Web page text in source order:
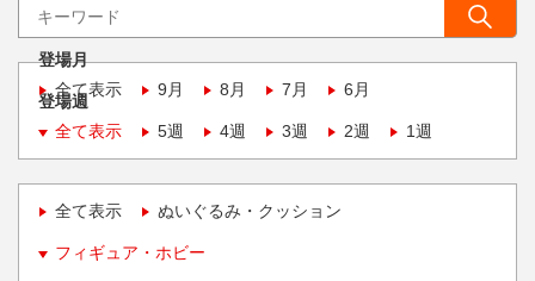
登場月
全て表示
9月 8月 7月 6月
登場週
全て表示
5週 4週 3週 2週 1週
全て表示 ぬいぐるみ・クッション
フィギュア・ホビー